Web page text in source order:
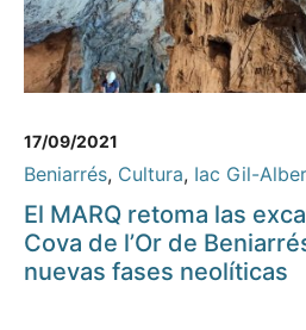
17/09/2021
Beniarrés, Cultura, Iac Gil-
El MARQ retoma las
Cova de l’Or de
nuevas fases neolíticas